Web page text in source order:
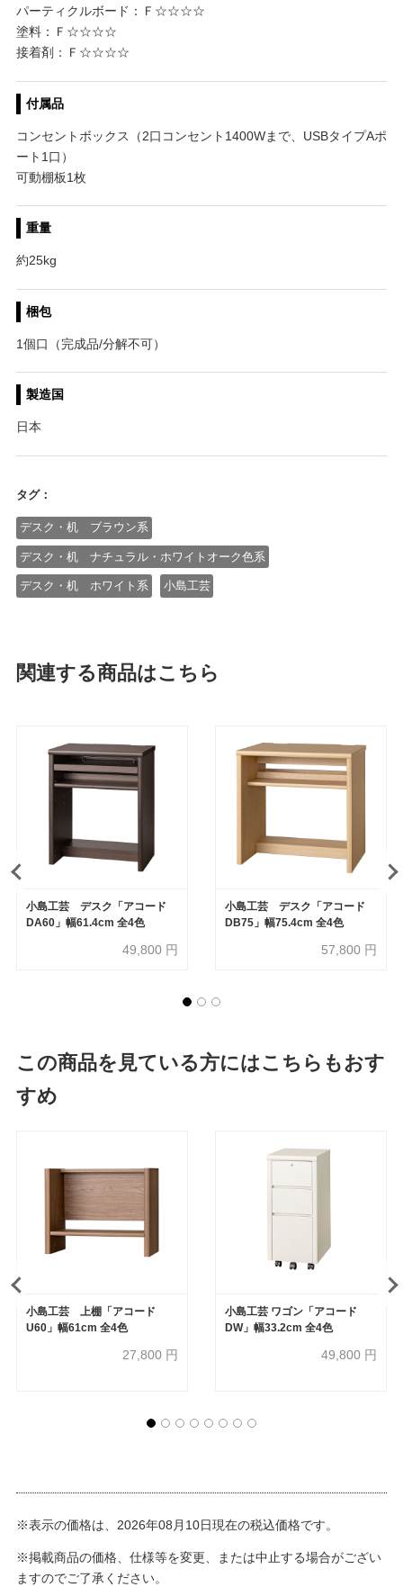
パーティクルボード：Ｆ☆☆☆☆
塗料：Ｆ☆☆☆☆
接着剤：Ｆ☆☆☆☆
付属品
コンセントボックス（2口コンセント1400Wまで、USBタイプAポ
ート1口）
可動棚板1枚
重量
約25kg
梱包
1個口（完成品/分解不可）
製造国
日本
タグ：
デスク・机 ブラウン系
デスク・机 ナチュラル・ホワイトオーク色系
デスク・机 ホワイト系 小島工芸
関連する商品はこちら
小島工芸 デスク「アコード
DA60」幅61.4cm 全4色
49,800 円
小島工芸 デスク「アコード
DB75」幅75.4cm 全4色
57,800 円
この商品を見ている方にはこちらもおす
すめ
小島工芸 上棚「アコード
U60」幅61cm 全4色
27,800 円
小島工芸 ワゴン「アコード
DW」幅33.2cm 全4色
49,800 円
※表示の価格は、2026年08月10日現在の税込価格です。
※掲載商品の価格、仕様等を変更、または中止する場合がござい
ますのでご了承ください。